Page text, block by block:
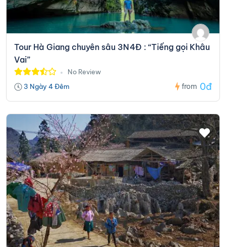
Tour Hà Giang chuyên sâu 3N4Đ : “Tiếng gọi Khâu
Vai”
No Review
3 Ngày 4 Đêm
from 0đ